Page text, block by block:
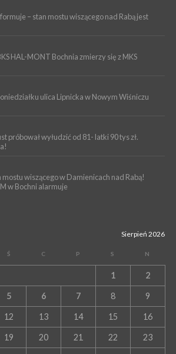
GÓRĘ. Drugi dzień wędrówki [ZDJĘCIA]
Komitet Ochrony Ładu
Bochnia. To odpowiedź na działania
– stan mostu wiszącego nad Rabą jest
HAL-MONT Bochnia zmierzy się z MKS
ulica Lipnicka w Nowym Wiśniczu
próbował wyłudzić od 81- latki 90 tys zł.
wiszącego w Damienicach nad Rabą!
w Bochni alarmuje
Sierpień 2026
Ś C P S N
1 2
5 6 7 8 9
12 13 14 15 16
19 20 21 22 23